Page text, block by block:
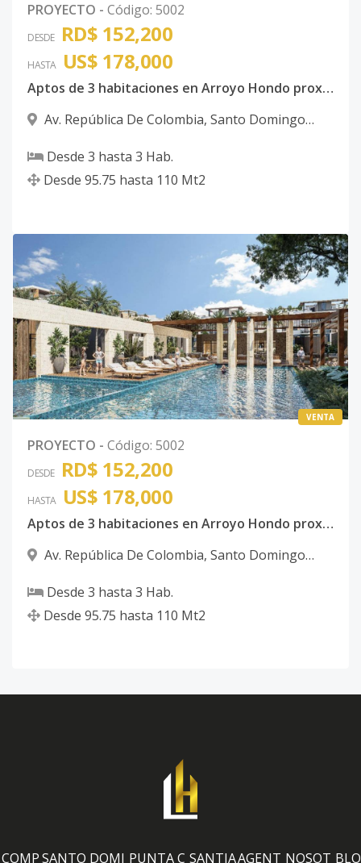
PROYECTO - Código: 5002
DESDE RD$ 152,200
HASTA US$ 178,000
Aptos de 3 habitaciones en Arroyo Hondo proximo a la Republica de Colombia
Av. República De Colombia, Santo Domingo
Desde 3 hasta 3 Hab.
Desde 95.75 hasta 110 Mt2
VENTA
PROYECTO - Código: 5002
DESDE RD$ 152,200
HASTA US$ 178,000
Aptos de 3 habitaciones en Arroyo Hondo proximo a la Republica de Colombia
Av. República De Colombia, Santo Domingo
Desde 3 hasta 3 Hab.
Desde 95.75 hasta 110 Mt2
COMPSANTO DOMI PUNTA C SANTIAAGENT NOSOT BLO